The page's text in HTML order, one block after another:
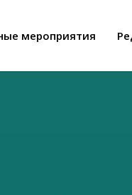
мероприятия